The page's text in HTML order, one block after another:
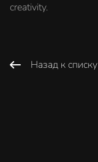
creativity.
Назад к списку